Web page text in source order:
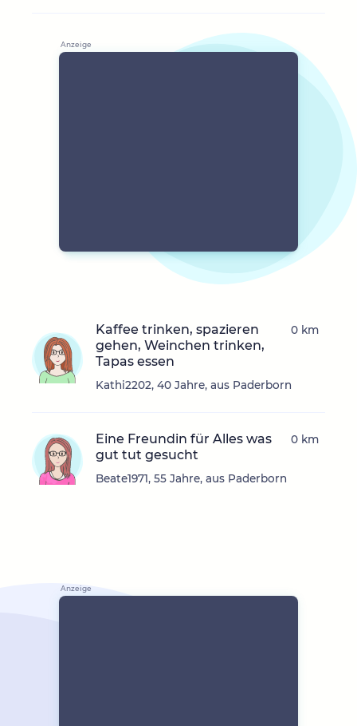
Kaffee trinken, spazieren
gehen, Weinchen trinken,
Tapas essen
Kathi2202, 40 Jahre, aus Paderborn
0 km
Eine Freundin für Alles was
gut tut gesucht
Beate1971, 55 Jahre, aus Paderborn
0 km